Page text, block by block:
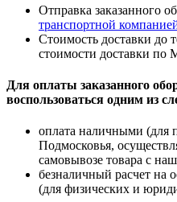
Отправка заказанного
транспортной
Стоимость доставки до
стоимости доставки по
Для оплаты заказанного
воспользоваться одним из
оплата наличными (для
Подмосковья,
самовывозе товара с
безналичный расчет на
(для физических и